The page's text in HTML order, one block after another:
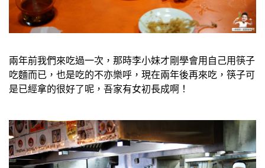
兩年前我們來吃過一次，那時李小妹才剛學會用自己用筷子
吃麵而已，也是吃的不亦樂呼，現在兩年後再來吃，筷子可
是已經拿的很好了呢，吾家有女初長成啊！